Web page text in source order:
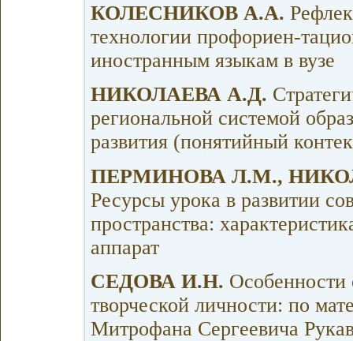
КОЛЕСНИКОВ А.А.
технологии профориен-
иностранным языкам в вузе
НИКОЛАЕВА А.Д.
региональной системой
развития (понятийный
ПЕРМИНОВА Л.М.,
Ресурсы урока в развитии
пространства:
аппарат
СЕДОВА И.Н. Особенности
творческой личности: по
Митрофана Сергеевича